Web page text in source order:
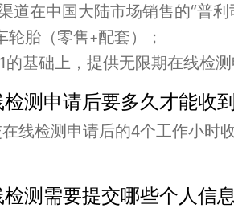
道在中国大陆市场销售的“普利
轮胎（零售+配套）；
基础上，提供无限期在线检
测申请后要多久才能收
线检测申请后的4个工作小时
测需要提交哪些个人信